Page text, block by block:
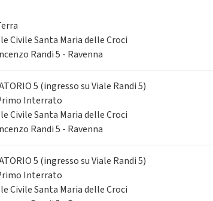
Civile Santa Maria delle Croci
Randi 5 - Ravenna
5 (ingresso su Viale Randi 5)
Interrato
Civile Santa Maria delle Croci
Randi 5 - Ravenna
5 (ingresso su Viale Randi 5)
Interrato
Civile Santa Maria delle Croci